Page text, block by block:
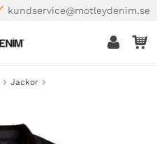
kundservice@motleydenim.se
Jackor